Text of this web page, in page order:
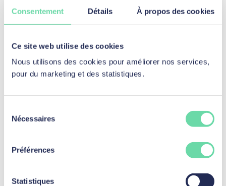
Consentement Détails À propos des cookies
Ce site web utilise des cookies
Nous utilisons des cookies pour améliorer nos services,
pour du marketing et des statistiques.
Nécessaires
Préférences
Statistiques
Cette réponse a-t-elle été utile ?